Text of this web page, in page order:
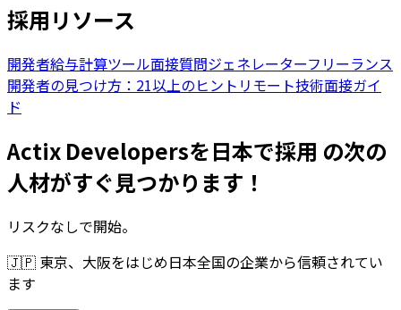
採用リソース
開発者給与計算ツール面接質問ジェネレーターフリーランス
開発者の見つけ方：21以上のヒント リモート技術面接ガイ
ド
Actix Developersを日本で採用 の次の
人材がすぐ見つかります！
リスクなしで開始。
🇯🇵 東京、大阪をはじめ日本全国の企業から信頼されてい
ます